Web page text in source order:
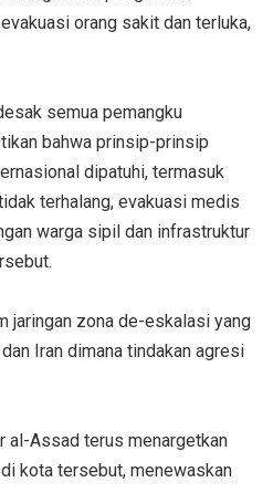
orang sakit dan terluka,
semua pemangku
bahwa prinsip-prinsip
dipatuhi, termasuk
terhalang, evakuasi medis
warga sipil dan infrastruktur
jaringan zona de-eskalasi yang
Iran dimana tindakan agresi
al-Assad terus menargetkan
kota tersebut, menewaskan